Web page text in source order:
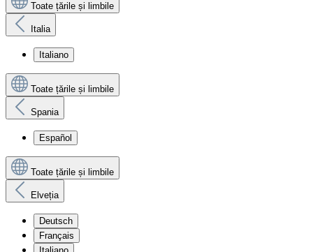
Toate țările și limbile
Italia
Italiano
Toate țările și limbile
Spania
Español
Toate țările și limbile
Elveția
Deutsch
Français